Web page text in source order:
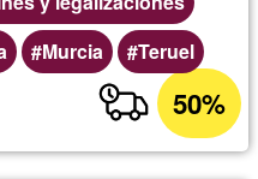
Murcia Teruel
50%